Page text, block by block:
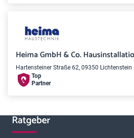
Heima GmbH & Co.
Hartensteiner Straße 62, 09350 Lichtenstein
Top
Partner
Ratgeber